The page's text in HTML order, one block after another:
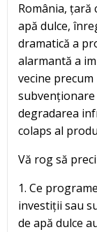
România, țară
apă dulce,
dramatică a
alarmantă a
vecine
subvenționare
degradarea
colaps al
Vă rog să
1. Ce
investiții sau
de apă dulce